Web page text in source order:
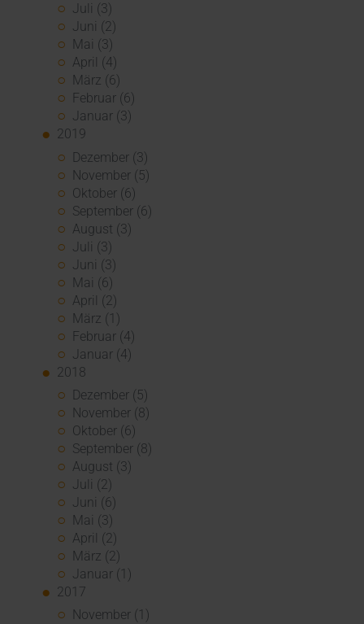
Juli (3)
Juni (2)
Mai (3)
April (4)
März (6)
Februar (6)
Januar (3)
2019
Dezember (3)
November (5)
Oktober (6)
September (6)
August (3)
Juli (3)
Juni (3)
Mai (6)
April (2)
März (1)
Februar (4)
Januar (4)
2018
Dezember (5)
November (8)
Oktober (6)
September (8)
August (3)
Juli (2)
Juni (6)
Mai (3)
April (2)
März (2)
Januar (1)
2017
November (1)